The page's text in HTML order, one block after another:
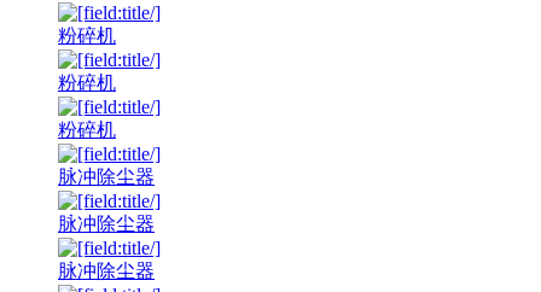
粉碎机
粉碎机
粉碎机
脉冲除尘器
脉冲除尘器
脉冲除尘器